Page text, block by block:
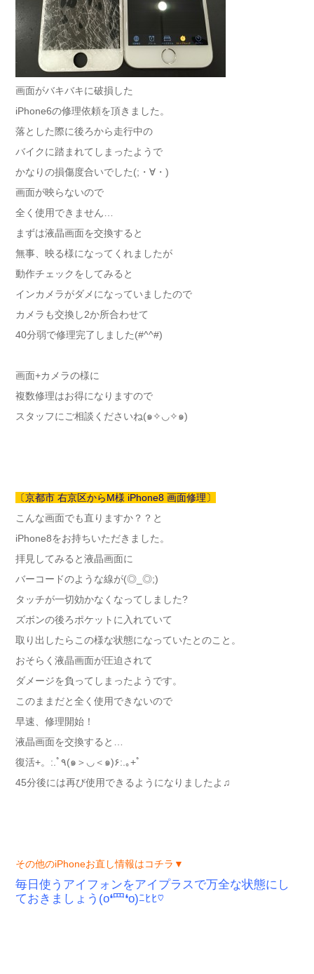
画面がバキバキに破損した
iPhone6の修理依頼を頂きました。
落とした際に後ろから走行中の
バイクに踏まれてしまったようで
かなりの損傷度合いでした(;・∀・)
画面が映らないので
全く使用できません…
まずは液晶画面を交換すると
無事、映る様になってくれましたが
動作チェックをしてみると
インカメラがダメになっていましたので
カメラも交換し2か所合わせて
40分弱で修理完了しました(#^^#)
画面+カメラの様に
複数修理はお得になりますので
スタッフにご相談くださいね(๑✧◡✧๑)
〔京都市 右京区からM様 iPhone8 画面修理〕
こんな画面でも直りますか？？と
iPhone8をお持ちいただきました。
拝見してみると液晶画面に
バーコードのような線が(◎_◎;)
タッチが一切効かなくなってしました?
ズボンの後ろポケットに入れていて
取り出したらこの様な状態になっていたとのこと。
おそらく液晶画面が圧迫されて
ダメージを負ってしまったようです。
このままだと全く使用できないので
早速、修理開始！
液晶画面を交換すると…
復活+。:.ﾟ٩(๑＞◡＜๑)۶:.｡+ﾟ
45分後には再び使用できるようになりましたよ♫
その他のiPhoneお直し情報はコチラ▼
毎日使うアイフォンをアイプラスで万全な状態にし
ておきましょう(o❛罒❛o)ﾆﾋﾋ♡